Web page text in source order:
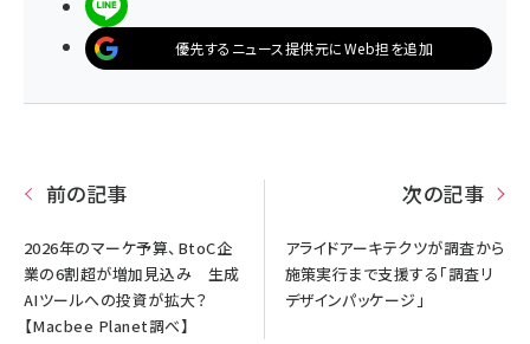
優先するニュース提供元にWeb担を追加
前の記事
2026年のマーケ予算、BtoC企
業の6割超が増加見込み 生成
AIツールへの投資が拡大？
【Macbee Planet調べ】
次の記事
アライドアーキテクツが調査から
施策実行まで支援する「調査リ
デザインパッケージ」